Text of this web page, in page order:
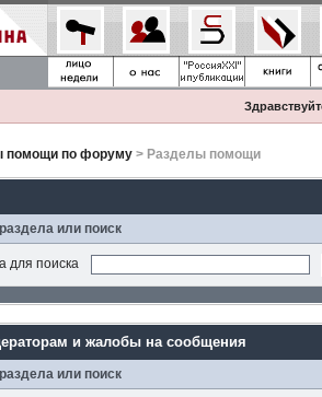
помощи по форуму> Разделы помощи
или поиск
для поиска
и жалобы на сообщения
или поиск